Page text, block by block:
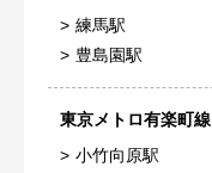
練馬駅
豊島園駅
東京メトロ有楽町線
小竹向原駅